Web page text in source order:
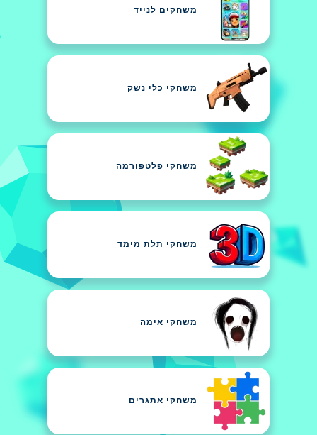
משחקים לנייד
משחקי כלי נשק
משחקי פלטפורמה
משחקי תלת מימד
משחקי אימה
משחקי אתגרים